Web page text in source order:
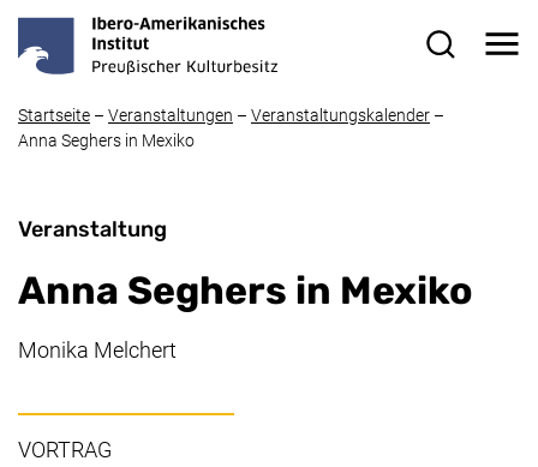
Startseite – Veranstaltungen – Veranstaltungskalender –
Anna Seghers in Mexiko
Veranstaltung
Anna Seghers in Mexiko
Monika Melchert
VORTRAG